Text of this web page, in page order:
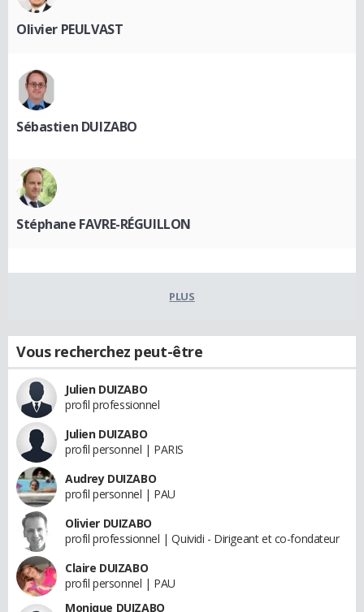
Olivier PEULVAST
Sébastien DUIZABO
Stéphane FAVRE-RÉGUILLON
PLUS
Vous recherchez peut-être
Julien DUIZABO
profil professionnel
Julien DUIZABO
profil personnel | PARIS
Audrey DUIZABO
profil personnel | PAU
Olivier DUIZABO
profil professionnel | Quividi - Dirigeant et co-fondateur
Claire DUIZABO
profil personnel | PAU
Monique DUIZABO